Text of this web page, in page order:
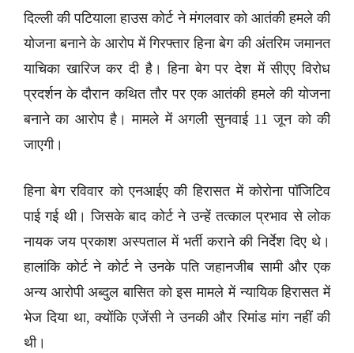
दिल्ली की पटियाला हाउस कोर्ट ने मंगलवार को आतंकी हमले की
योजना बनाने के आरोप में गिरफ्तार हिना बेग की अंतरिम जमानत
याचिका खारिज कर दी है। हिना बेग पर देश में सीएए विरोध
प्रदर्शन के दौरान कथित तौर पर एक आतंकी हमले की योजना
बनाने का आरोप है। मामले में अगली सुनवाई 11 जून को की
जाएगी।
हिना बेग रविवार को एनआईए की हिरासत में कोरोना पॉजिटिव
पाई गई थी। जिसके बाद कोर्ट ने उन्हें तत्काल प्रभाव से लोक
नायक जय प्रकाश अस्पताल में भर्ती कराने की निर्देश दिए थे।
हालांकि कोर्ट ने कोर्ट ने उनके पति जहानजीब सामी और एक
अन्य आरोपी अब्दुल बासित को इस मामले में न्यायिक हिरासत में
भेज दिया था, क्योंकि एजेंसी ने उनकी और रिमांड मांग नहीं की
थी।